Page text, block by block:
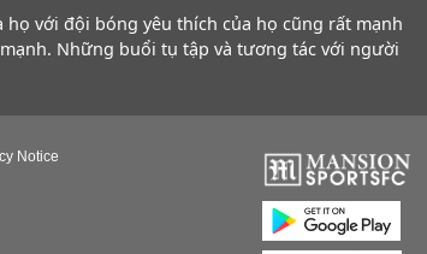
với đội bóng yêu thích của họ cũng rất mạnh
Những buổi tụ tập và tương tác với người
Notice